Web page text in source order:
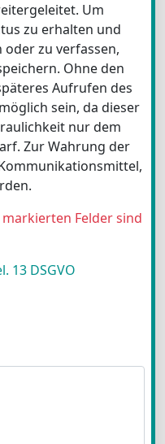
Um
zu erhalten und
zu verfassen,
Ohne den
Aufrufen des
sein, da dieser
nur dem
Zur Wahrung der
Felder sind
13 DSGVO